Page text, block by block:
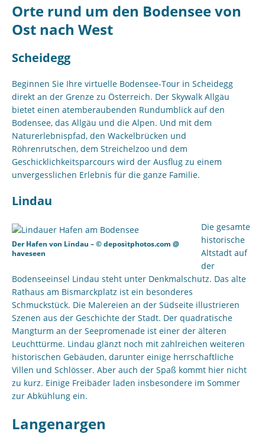
Orte rund um den Bodensee von
Ost nach West
Scheidegg
Beginnen Sie Ihre virtuelle Bodensee-Tour in Scheidegg
direkt an der Grenze zu Österreich. Der Skywalk Allgäu
bietet einen atemberaubenden Rundumblick auf den
Bodensee, das Allgäu und die Alpen. Und mit dem
Naturerlebnispfad, den Wackelbrücken und
Röhrenrutschen, dem Streichelzoo und dem
Geschicklichkeitsparcours wird der Ausflug zu einem
unvergesslichen Erlebnis für die ganze Familie.
Lindau
Der Hafen von Lindau – © depositphotos.com @
haveseen
Die gesamte
historische
Altstadt auf
der
Bodenseeinsel Lindau steht unter Denkmalschutz. Das alte
Rathaus am Bismarckplatz ist ein besonderes
Schmuckstück. Die Malereien an der Südseite illustrieren
Szenen aus der Geschichte der Stadt. Der quadratische
Mangturm an der Seepromenade ist einer der älteren
Leuchttürme. Lindau glänzt noch mit zahlreichen weiteren
historischen Gebäuden, darunter einige herrschaftliche
Villen und Schlösser. Aber auch der Spaß kommt hier nicht
zu kurz. Einige Freibäder laden insbesondere im Sommer
zur Abkühlung ein.
Langenargen